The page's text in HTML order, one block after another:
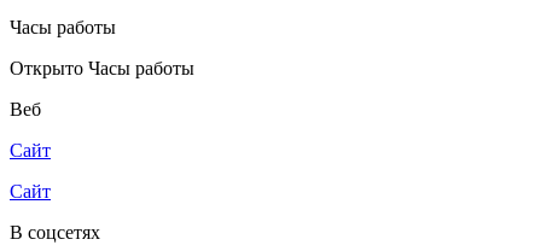
Часы работы
Открыто Часы работы
Веб
Сайт
Сайт
В соцсетях